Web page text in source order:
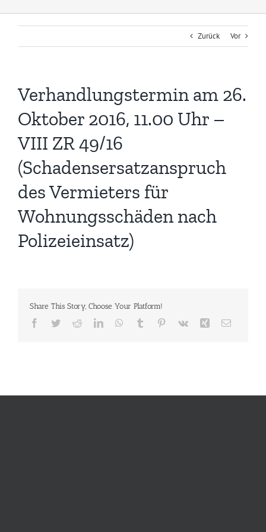
Zurück Vor
Verhandlungstermin am 26.
Oktober 2016, 11.00 Uhr –
VIII ZR 49/16
(Schadensersatzanspruch
des Vermieters für
Wohnungsschäden nach
Polizeieinsatz)
Share This Story, Choose Your Platform!
Facebook
TwitterRedditLinkedInWhatsApp
Tumblr Pinterest
Vk Xing E-